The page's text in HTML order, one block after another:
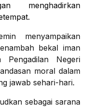
menghadirkan
menyampaikan
bekal iman
Negeri
moral dalam
jawab sehari-hari.
sebagai sarana